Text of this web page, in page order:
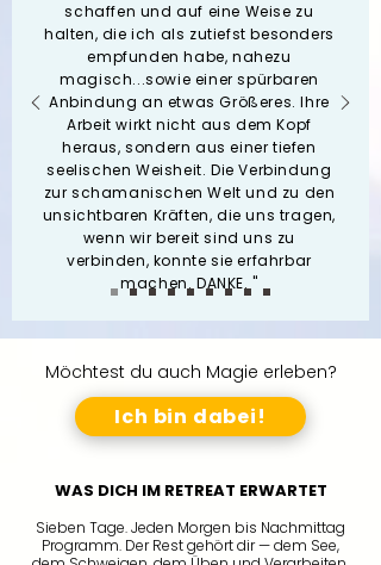
schaffen und auf eine Weise zu
halten, die ich als zutiefst besonders
empfunden habe, nahezu
magisch...sowie einer spürbaren
Anbindung an etwas Größeres. Ihre
Arbeit wirkt nicht aus dem Kopf
heraus, sondern aus einer tiefen
seelischen Weisheit. Die Verbindung
zur schamanischen Welt und zu den
unsichtbaren Kräften, die uns tragen,
wenn wir bereit sind uns zu
verbinden, konnte sie erfahrbar
machen. DANKE. "
Möchtest du auch Magie erleben?
Ich bin dabei!
WAS DICH IM RETREAT ERWARTET
Sieben Tage. Jeden Morgen bis Nachmittag
Programm. Der Rest gehört dir — dem See,